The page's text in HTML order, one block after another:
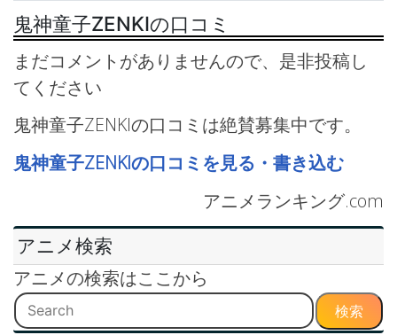
鬼神童子ZENKIの口コミ
まだコメントがありませんので、是非投稿し
てください
鬼神童子ZENKIの口コミは絶賛募集中です。
鬼神童子ZENKIの口コミを見る・書き込む
アニメランキング.com
アニメ検索
アニメの検索はここから
検索